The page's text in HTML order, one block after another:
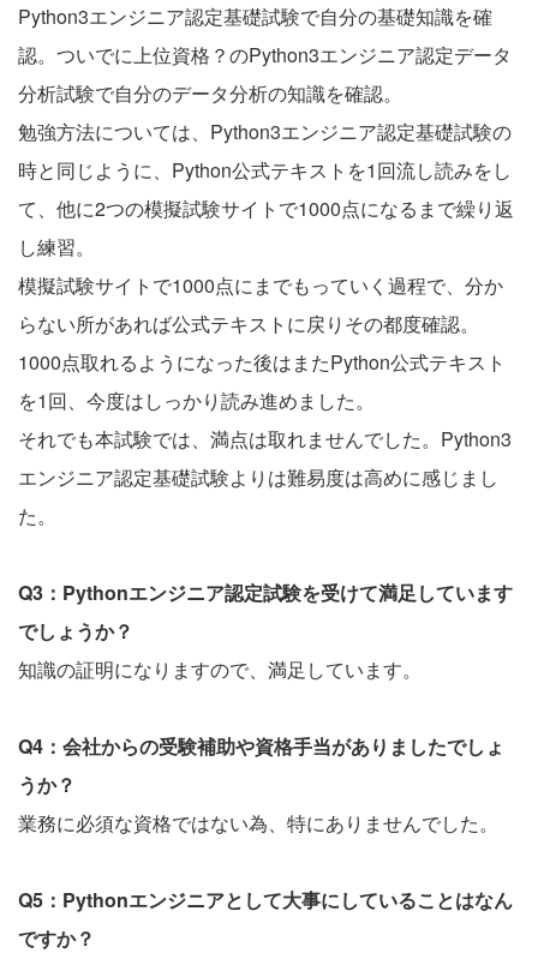
Python3エンジニア認定基礎試験で自分の基礎知識を確
認。ついでに上位資格？のPython3エンジニア認定データ
分析試験で自分のデータ分析の知識を確認。
勉強方法については、Python3エンジニア認定基礎試験の
時と同じように、Python公式テキストを1回流し読みをし
て、他に2つの模擬試験サイトで1000点になるまで繰り返
し練習。
模擬試験サイトで1000点にまでもっていく過程で、分か
らない所があれば公式テキストに戻りその都度確認。
1000点取れるようになった後はまたPython公式テキスト
を1回、今度はしっかり読み進めました。
それでも本試験では、満点は取れませんでした。Python3
エンジニア認定基礎試験よりは難易度は高めに感じまし
た。
Q3：Pythonエンジニア認定試験を受けて満足しています
でしょうか？
知識の証明になりますので、満足しています。
Q4：会社からの受験補助や資格手当がありましたでしょ
うか？
業務に必須な資格ではない為、特にありませんでした。
Q5：Pythonエンジニアとして大事にしていることはなん
ですか？